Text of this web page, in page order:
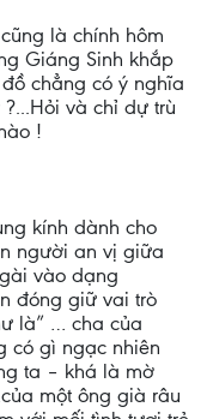
là chính hôm
Giáng Sinh khắp
chẳng có ý nghĩa
và chỉ dự trù
!
kính dành cho
người an vị giữa
vào dạng
đóng giữ vai trò
là” … cha của
có gì ngạc nhiên
ta – khá là mờ
một ông già râu